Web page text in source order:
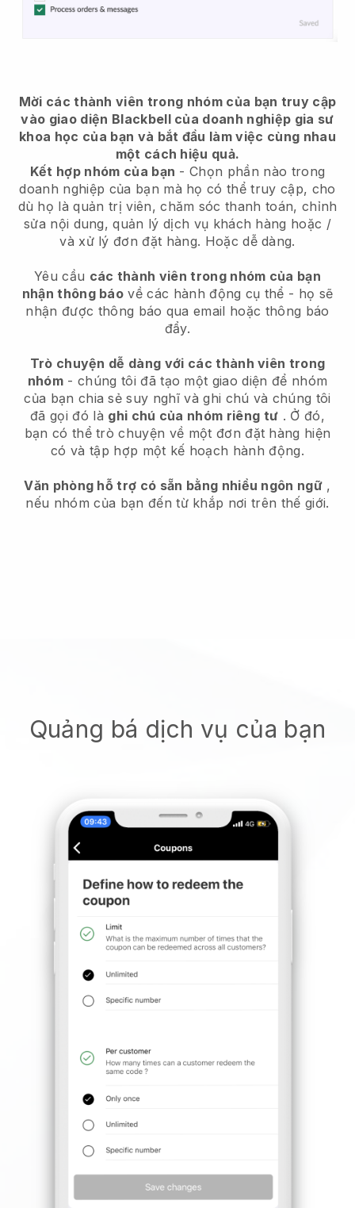
Mời các thành viên trong nhóm của bạn truy cập
vào giao diện Blackbell của doanh nghiệp gia sư
khoa học của bạn và bắt đầu làm việc cùng nhau
một cách hiệu quả.
Kết hợp nhóm của bạn - Chọn phần nào trong
doanh nghiệp của bạn mà họ có thể truy cập, cho
dù họ là quản trị viên, chăm sóc thanh toán, chỉnh
sửa nội dung, quản lý dịch vụ khách hàng hoặc /
và xử lý đơn đặt hàng. Hoặc dễ dàng.
Yêu cầu các thành viên trong nhóm của bạn
nhận thông báo về các hành động cụ thể - họ sẽ
nhận được thông báo qua email hoặc thông báo
đẩy.
Trò chuyện dễ dàng với các thành viên trong
nhóm - chúng tôi đã tạo một giao diện để nhóm
của bạn chia sẻ suy nghĩ và ghi chú và chúng tôi
đã gọi đó là ghi chú của nhóm riêng tư . Ở đó,
bạn có thể trò chuyện về một đơn đặt hàng hiện
có và tập hợp một kế hoạch hành động.
Văn phòng hỗ trợ có sẵn bằng nhiều ngôn ngữ ,
nếu nhóm của bạn đến từ khắp nơi trên thế giới.
Quảng bá dịch vụ của bạn